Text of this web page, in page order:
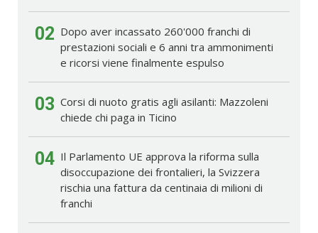
02 Dopo aver incassato 260'000 franchi di
prestazioni sociali e 6 anni tra ammonimenti
e ricorsi viene finalmente espulso
03 Corsi di nuoto gratis agli asilanti: Mazzoleni
chiede chi paga in Ticino
04 Il Parlamento UE approva la riforma sulla
disoccupazione dei frontalieri, la Svizzera
rischia una fattura da centinaia di milioni di
franchi